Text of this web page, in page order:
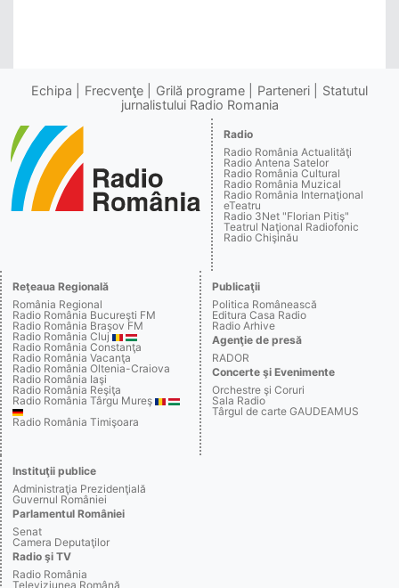
Echipa Frecvenţe Grilă programe Parteneri
Statutul
jurnalistului Radio Romania
Radio
Radio România Actualităţi
Radio Antena Satelor
Radio România Cultural
Radio România Muzical
Radio România Internaţional
eTeatru
Radio 3Net "Florian Pitiş"
Teatrul Naţional Radiofonic
Radio Chişinău
Reţeaua Regională
România Regional
Radio România Bucureşti FM
Radio România Braşov FM
Radio România Cluj
Radio România Constanţa
Radio România Vacanţa
Radio România Oltenia-Craiova
Radio România Iaşi
Radio România Reşiţa
Radio România Târgu Mureş
Radio România Timişoara
Publicaţii
Politica Românească
Editura Casa Radio
Radio Arhive
Agenţie de presă
RADOR
Concerte şi Evenimente
Orchestre şi Coruri
Sala Radio
Târgul de carte GAUDEAMUS
Instituţii publice
Administraţia Prezidenţială
Guvernul României
Parlamentul României
Senat
Camera Deputaţilor
Radio şi TV
Radio România
Televiziunea Română